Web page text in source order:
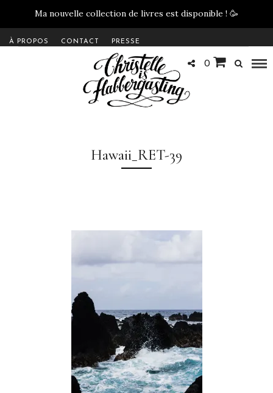
Ma nouvelle collection de livres est disponible ! 🥳
À PROPOS CONTACT PRESSE
0
Hawaii_RET-39